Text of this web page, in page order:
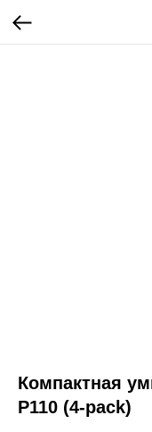
Компактная
P110 (4-pack)